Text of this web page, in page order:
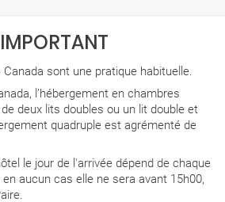
IMPORTANT
sont une pratique habituelle.
l’hébergement en chambres
deux lits doubles ou un lit double et
quadruple est agrémenté de
le jour de l'arrivée dépend de chaque
aucun cas elle ne sera avant 15h00,